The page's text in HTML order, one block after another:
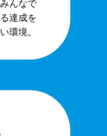
んなで
達成を
環境。